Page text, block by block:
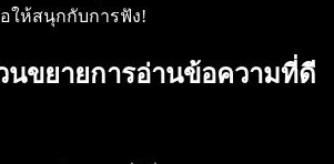
ให้สนุกกับการฟัง!
นขยายการอ่านข้อความที่ดี